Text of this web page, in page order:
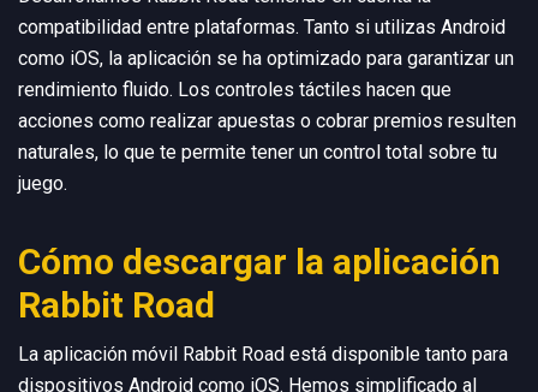
compatibilidad entre plataformas. Tanto si utilizas Android
como iOS, la aplicación se ha optimizado para garantizar un
rendimiento fluido. Los controles táctiles hacen que
acciones como realizar apuestas o cobrar premios resulten
naturales, lo que te permite tener un control total sobre tu
juego.
Cómo descargar la aplicación
Rabbit Road
La aplicación móvil Rabbit Road está disponible tanto para
dispositivos Android como iOS. Hemos simplificado al